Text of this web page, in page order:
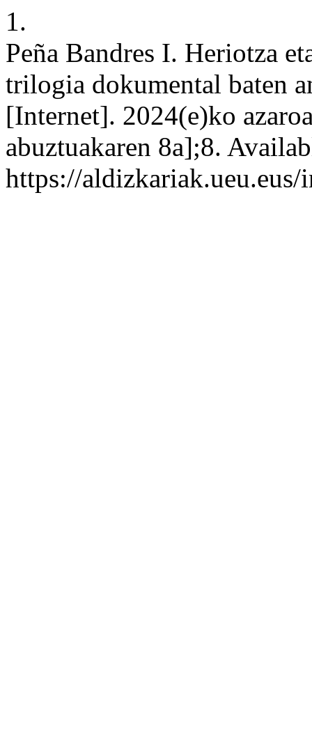
1.
Peña Bandres I. Heriotza
trilogia dokumental baten
[Internet]. 2024(e)ko
abuztuakaren 8a];8.
https://